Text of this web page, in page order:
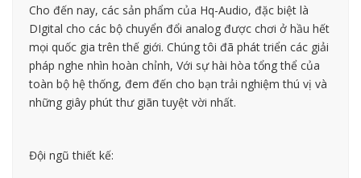
Cho đến nay, các sản phẩm của Hq-Audio, đặc biệt là
DIgital cho các bộ chuyển đổi analog được chơi ở hầu hết
mọi quốc gia trên thế giới. Chúng tôi đã phát triển các giải
pháp nghe nhìn hoàn chỉnh, Với sự hài hòa tổng thể của
toàn bộ hệ thống, đem đến cho bạn trải nghiệm thú vị và
những giây phút thư giãn tuyệt vời nhất.
Đội ngũ thiết kế: